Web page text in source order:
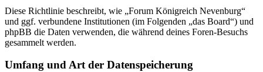
Diese Richtlinie beschreibt, wie „Forum Königreich Nevenburg“
und ggf. verbundene Institutionen (im Folgenden „das Board“) und
phpBB die Daten verwenden, die während deines Foren-Besuchs
gesammelt werden.
Umfang und Art der Datenspeicherung